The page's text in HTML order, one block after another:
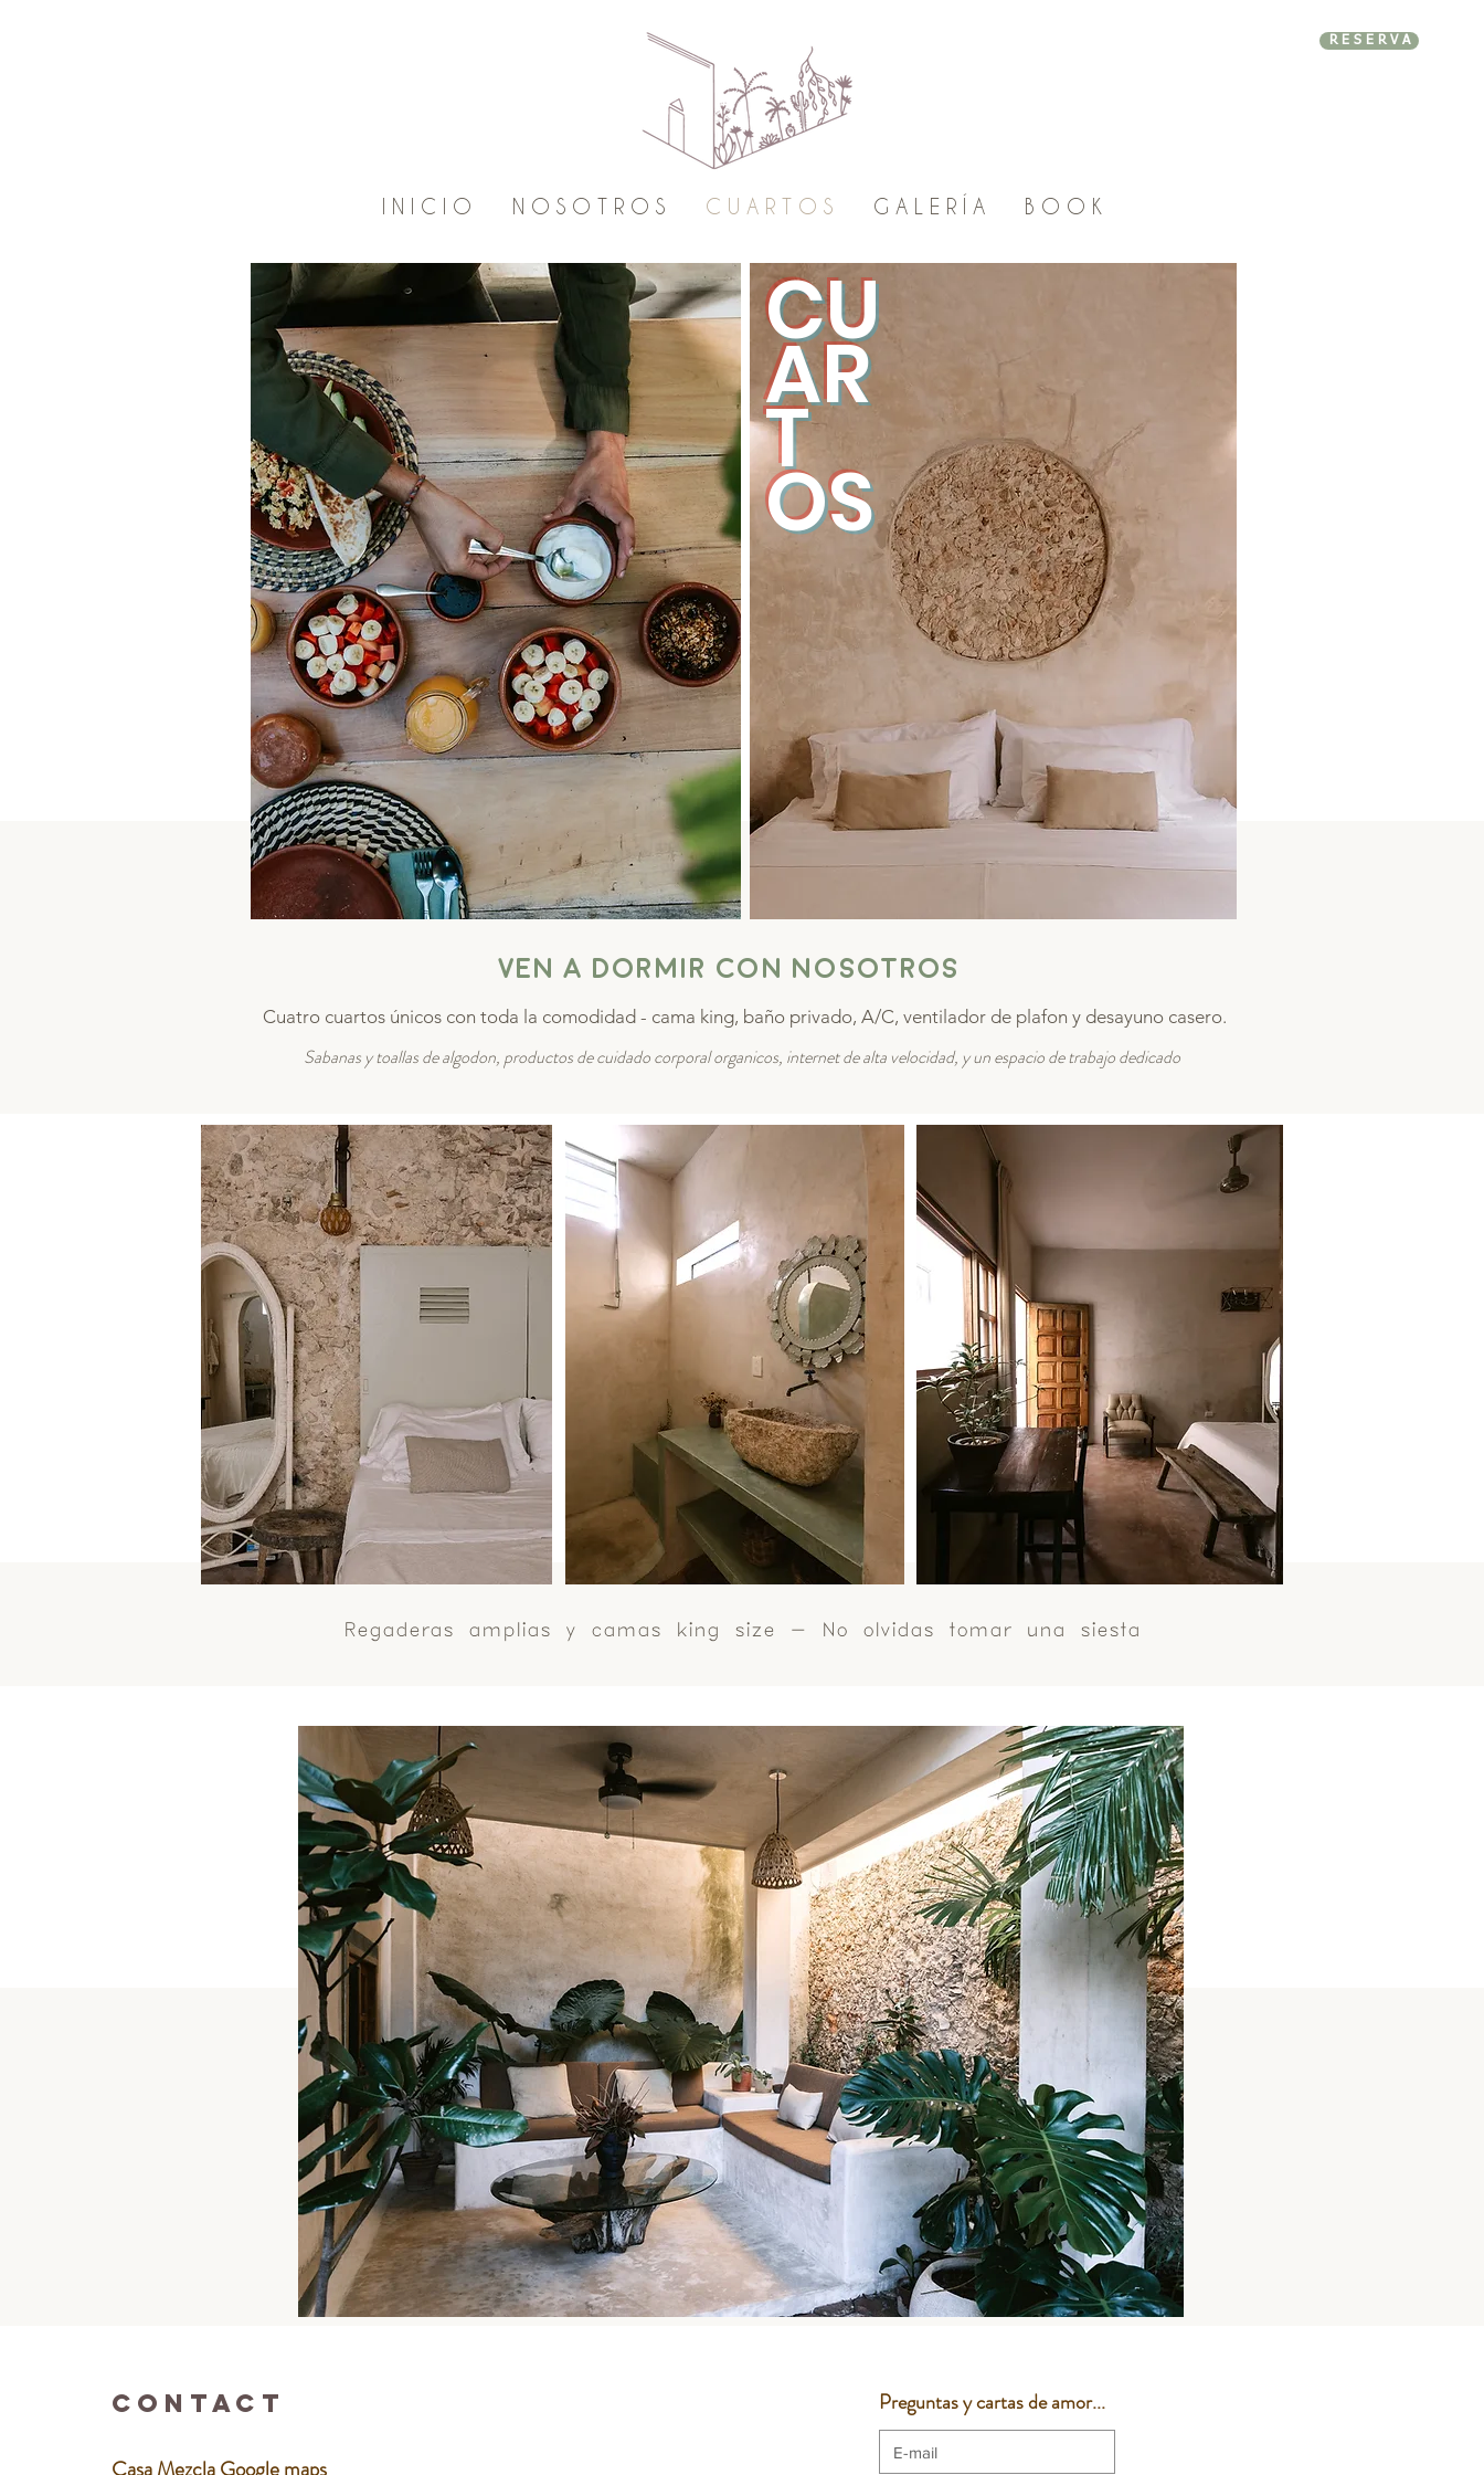
R E S E R V A
I N I C I O N O S O T R O S C U A R T O S G A L E R Í A B O O K
VEN A DORMIR CON NOSOTROS
Cuatro cuartos únicos con toda la comodidad - cama king, baño privado, A/C, ventilador de plafon y desayuno casero.
Sabanas y toallas de algodon, productos de cuidado corporal organicos, internet de alta velocidad, y un espacio de trabajo dedicado
CU
AR
T
OS
Regaderas amplias y camas king size - No olvidas tomar una siesta
CONTACT
Casa MezclaGoogle maps
Preguntas y cartas de amor...